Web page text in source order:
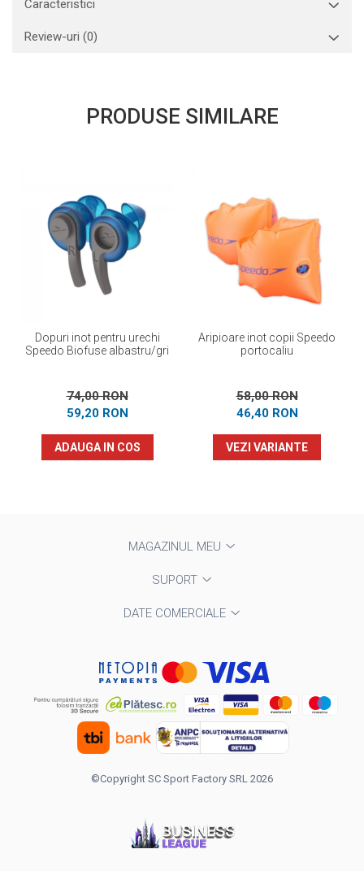
Caracteristici
Review-uri (0)
PRODUSE SIMILARE
Dopuri inot pentru urechi
Speedo Biofuse albastru/gri
74,00 RON
59,20 RON
ADAUGA IN COS
Aripioare inot copii Speedo
portocaliu
58,00 RON
46,40 RON
VEZI VARIANTE
MAGAZINUL MEU
SUPORT
DATE COMERCIALE
©Copyright SC Sport Factory SRL 2026